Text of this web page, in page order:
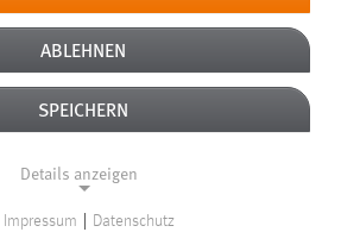
ABLEHNEN
SPEICHERN
Details anzeigen
Impressum Datenschutz